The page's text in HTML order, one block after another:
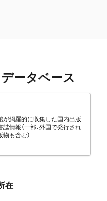
ータベース
が網羅的に収集した国内出版
情報（一部、外国で発行され
も含む）
在